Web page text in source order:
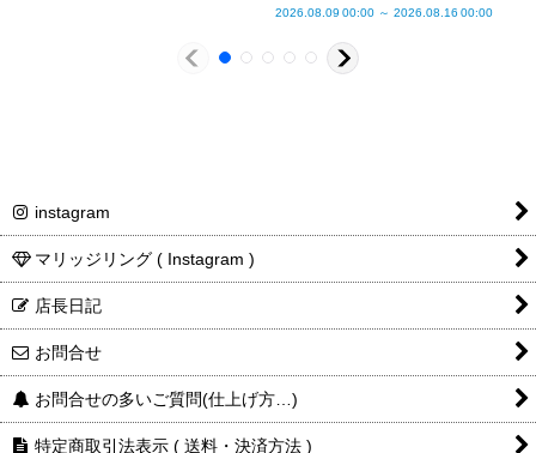
2026.08.09 00:00 ～ 2026.08.16 00:00
instagram
マリッジリング ( Instagram )
店長日記
お問合せ
お問合せの多いご質問(仕上げ方…)
特定商取引法表示 ( 送料・決済方法 )